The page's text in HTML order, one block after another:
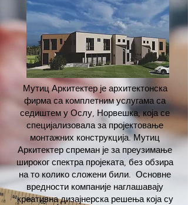
Мутиц Аркитектер је архитектонска
фирма са комплетним услугама са
седиштем у Ослу, Норвешка, која се
специјализовала за пројектовање
монтажних конструкција. Мутиц
Аркитектер спреман је за преузимање
широког спектра пројеката, без обзира
на то колико сложени били. Основне
вредности компаније наглашавају
креативна дизајнерска решења која су